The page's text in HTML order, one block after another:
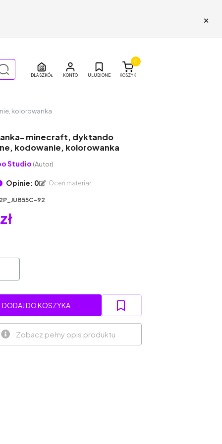
×
DLA SZKÓŁ ULUBIONE KOSZYK
0
kolorowanka
minecraft, dyktando
kodowanie, kolorowanka
Studio (Autor)
Opinie: 0 Oceń materiał
92
DODAJ DO KOSZYKA
Zobacz pełny opis produktu